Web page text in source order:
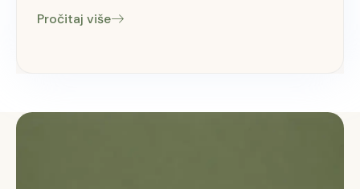
Pročitaj više